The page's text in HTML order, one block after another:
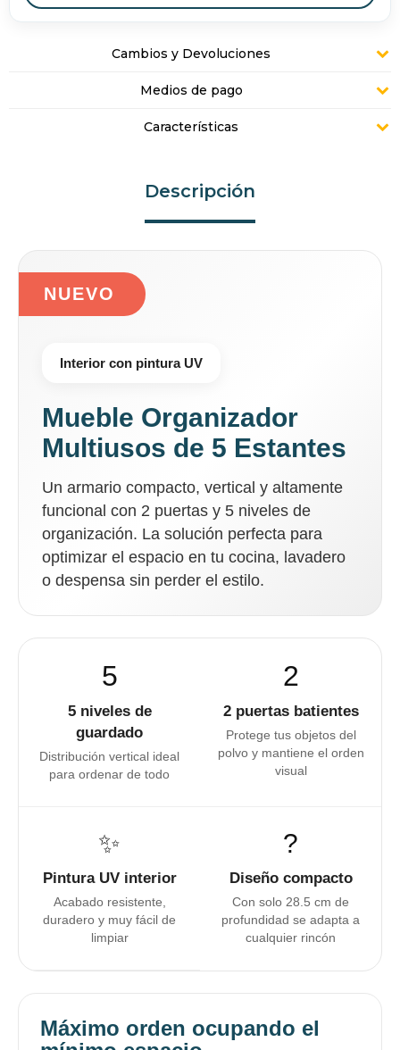
Cambios y Devoluciones
Medios de pago
Características
Descripción
NUEVO
Interior con pintura UV
Mueble Organizador
Multiusos de 5 Estantes
Un armario compacto, vertical y altamente
funcional con 2 puertas y 5 niveles de
organización. La solución perfecta para
optimizar el espacio en tu cocina, lavadero
o despensa sin perder el estilo.
5
5 niveles de
guardado
Distribución vertical ideal
para ordenar de todo
2
2 puertas batientes
Protege tus objetos del
polvo y mantiene el orden
visual
✨
Pintura UV interior
Acabado resistente,
duradero y muy fácil de
limpiar
?
Diseño compacto
Con solo 28.5 cm de
profundidad se adapta a
cualquier rincón
Máximo orden ocupando el